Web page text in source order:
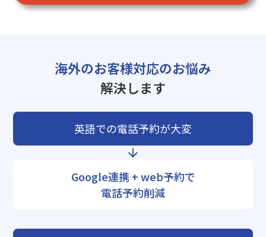
海外のお客様対応のお悩み
解決します
英語での電話予約が大変
Google連携 + web予約で
電話予約削減